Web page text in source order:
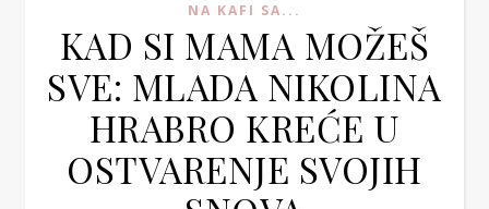
NA KAFI SA...
KAD SI MAMA MOŽEŠ
SVE: MLADA NIKOLINA
HRABRO KREĆE U
OSTVARENJE SVOJIH